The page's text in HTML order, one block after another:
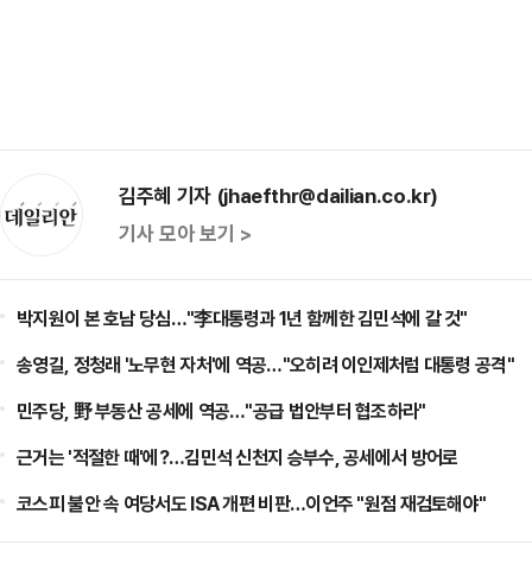
김주혜 기자 (jhaefthr@dailian.co.kr)
기사 모아 보기 >
박지원이 본 호남 당심…"李대통령과 1년 함께한 김민석에 갈 것"
송영길, 정청래 '노무현 자처'에 역공…"오히려 이인제처럼 대통령 공격"
민주당, 野 부동산 공세에 역공…"공급 법안부터 협조하라"
근거는 '적절한 때'에?…김민석 신천지 승부수, 공세에서 방어로
코스피 불안 속 여당서도 ISA 개편 비판…이언주 "원점 재검토해야"